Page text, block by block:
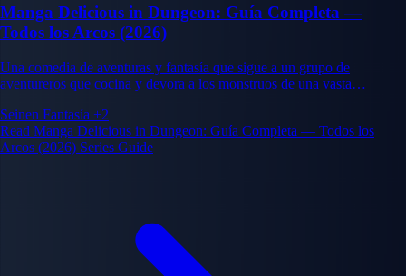
Manga Delicious in Dungeon: Guía Completa —
Todos los Arcos (2026)
Una comedia de aventuras y fantasía que sigue a un grupo de
aventureros que cocina y devora a los monstruos de una vasta
Ryoko Kui.
Seinen Fantasía +2
Read Manga Delicious in Dungeon: Guía Completa — Todos los
Arcos (2026) Series Guide